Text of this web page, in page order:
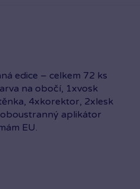
edice – celkem 72 ks
na obočí, 1xvosk
4xkorektor, 2xlesk
oboustranný aplikátor
EU.